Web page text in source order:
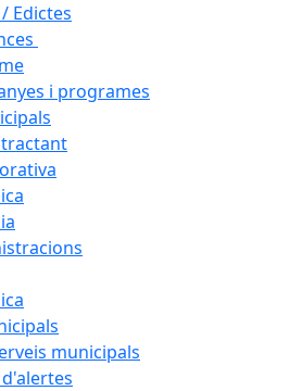
Edictes
i programes
municipals